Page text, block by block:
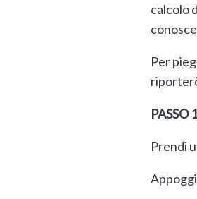
calcolo
Per
PASSO 1
Prendi